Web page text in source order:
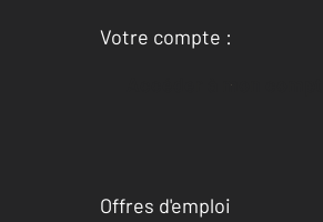
Votre compte :
Accéder à mon compte
Offres d'emploi